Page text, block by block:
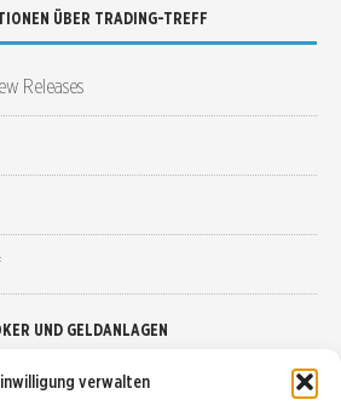
verwalten
ÜBER TRADING-TREFF
Releases
UND GELDANLAGEN